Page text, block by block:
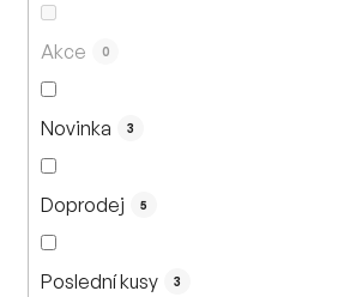
Akce 0
Novinka 3
Doprodej 5
Poslední kusy 3